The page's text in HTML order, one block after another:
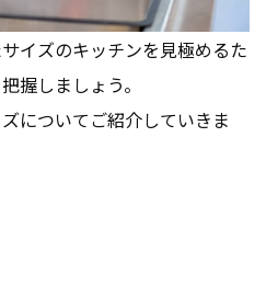
イズのキッチンを見極めるた
握しましょう。
についてご紹介していきま